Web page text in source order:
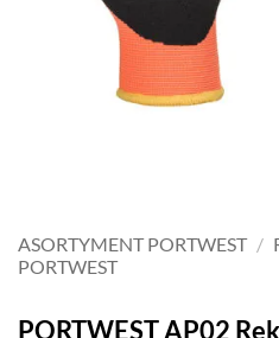
ASORTYMENT PORTWEST /
PORTWEST
PORTWEST AP02